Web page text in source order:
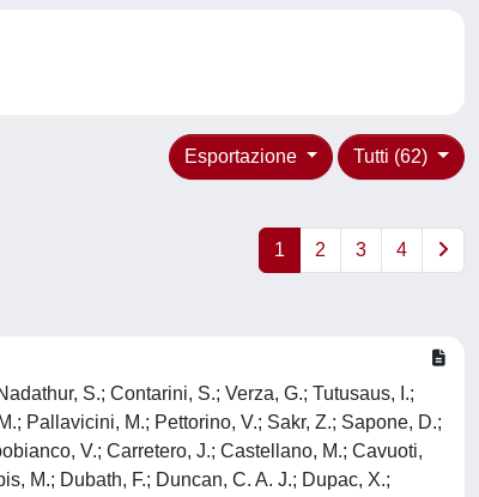
Tutti (62)
Esportazione
1 2 3 4
S.; Contarini, S.; Verza, G.; Tutusaus, I.;
Pallavicini, M.; Pettorino, V.; Sakr, Z.; Sapone, D.;
V.; Carretero, J.; Castellano, M.; Cavuoti,
M.; Dubath, F.; Duncan, C. A. J.; Dupac, X.;